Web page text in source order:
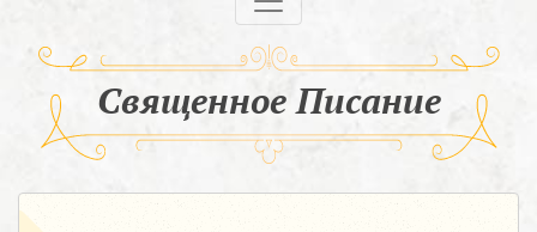
Священное Писание